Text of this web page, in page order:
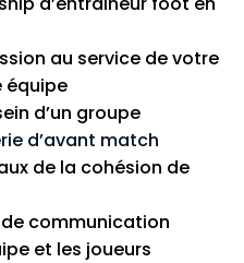
au service de votre
équipe
d’un groupe
d’avant match
de la cohésion de
communication
et les joueurs